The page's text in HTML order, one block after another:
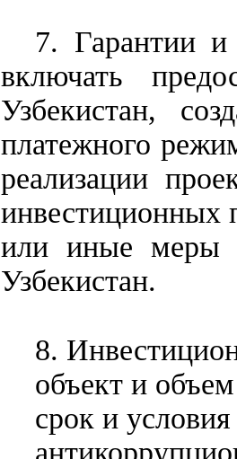
7. Гарантии
включать
Узбекистан,
платежного
реализации
инвестиционных
или иные меры в
Узбекистан.
8.
объект и
срок и